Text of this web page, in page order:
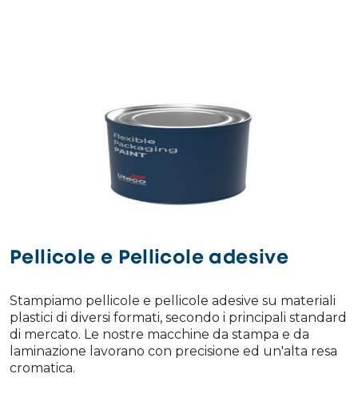
Pellicole e Pellicole adesive
Stampiamo pellicole e pellicole adesive su materiali
plastici di diversi formati, secondo i principali standard
di mercato. Le nostre macchine da stampa e da
laminazione lavorano con precisione ed un'alta resa
cromatica.